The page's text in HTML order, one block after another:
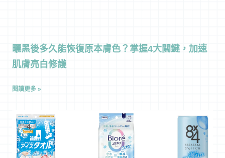
曬黑後多久能恢復原本膚色？掌握4大關鍵，加速
肌膚亮白修護
閱讀更多 »